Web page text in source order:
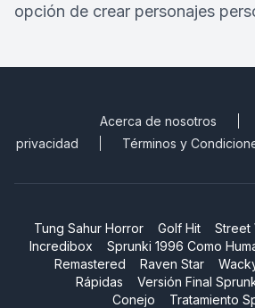
opción de crear personajes
Acerca de nosotros
privacidad
Términos y
Tung Sahur Horror Golf Hit Street
Incredibox
Sprunki 1996 Como
Remastered
Raven Star
Rápidas
Versión Final
Conejo
Tratamiento